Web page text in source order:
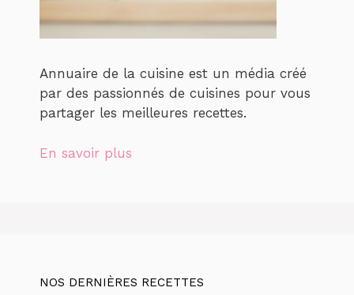
Annuaire de la cuisine est un média créé
par des passionnés de cuisines pour vous
partager les meilleures recettes.
En savoir plus
NOS DERNIÈRES RECETTES